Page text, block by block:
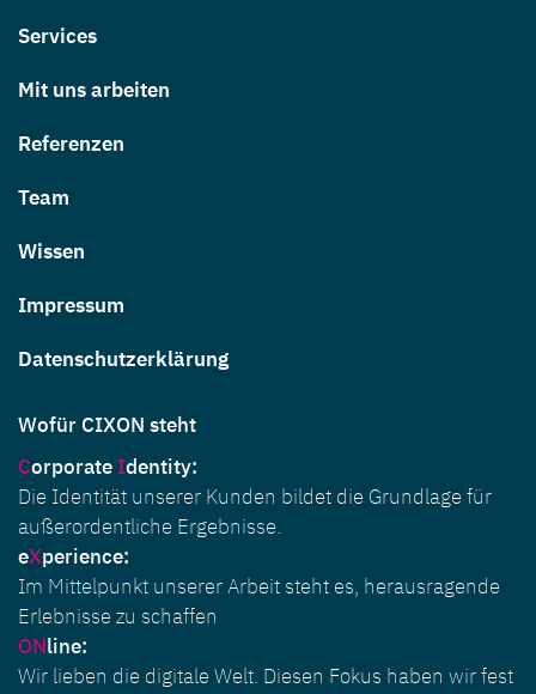
Services
Mit uns arbeiten
Referenzen
Team
Wissen
Impressum
Datenschutzerklärung
Wofür CIXON steht
Corporate Identity:
Die Identität unserer Kunden bildet die Grundlage für
außerordentliche Ergebnisse.
eXperience:
Im Mittelpunkt unserer Arbeit steht es, herausragende
Erlebnisse zu schaffen
ONline:
Wir lieben die digitale Welt. Diesen Fokus haben wir fest